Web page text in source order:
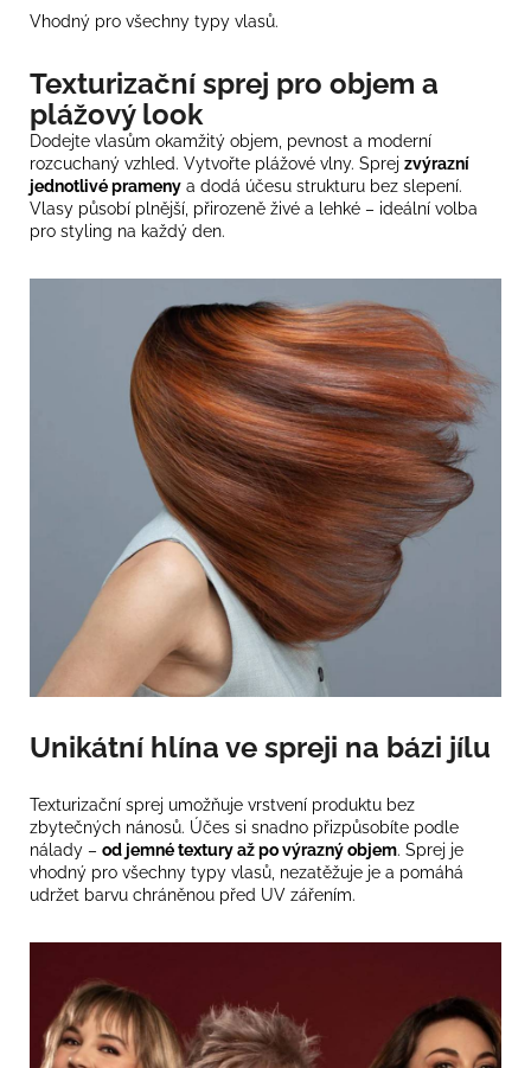
Vhodný pro všechny typy vlasů.
Texturizační sprej pro objem a
plážový look
Dodejte vlasům okamžitý objem, pevnost a moderní
rozcuchaný vzhled. Vytvořte plážové vlny. Sprej zvýrazní
jednotlivé prameny a dodá účesu strukturu bez slepení.
Vlasy působí plnější, přirozeně živé a lehké – ideální volba
pro styling na každý den.
Unikátní hlína ve spreji na bázi jílu
Texturizační sprej umožňuje vrstvení produktu bez
zbytečných nánosů. Účes si snadno přizpůsobíte podle
nálady – od jemné textury až po výrazný objem. Sprej je
vhodný pro všechny typy vlasů, nezatěžuje je a pomáhá
udržet barvu chráněnou před UV zářením.